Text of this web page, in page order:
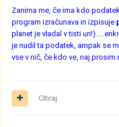
Zanima me, če ima kdo
program izračunava in izpisuje
planet je vladal v tisti
je nudil ta podatek, ampak se
vse v nič, če kdo ve, naj
Citiraj